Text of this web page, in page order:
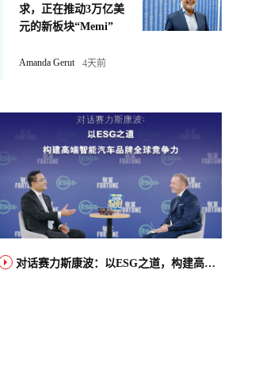
求，正在推动3万亿美
元的新板块“Memi”
Amanda Gerut 4天前
对话赛力斯康波：以ESG之道，构建高端智能汽车品牌全球竞争力